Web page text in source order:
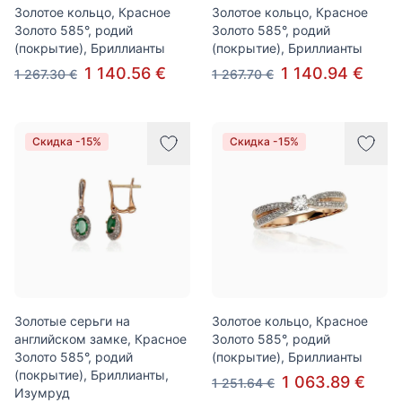
Золотое кольцо, Красное
Золото 585°, родий
(покрытие), Бриллианты
1 267.30 € 1 140.56 €
Золотое кольцо, Красное
Золото 585°, родий
(покрытие), Бриллианты
1 267.70 € 1 140.94 €
Скидка -15%
Золотые серьги на
английском замке, Красное
Золото 585°, родий
(покрытие), Бриллианты,
Изумруд
Скидка -15%
Золотое кольцо, Красное
Золото 585°, родий
(покрытие), Бриллианты
1 251.64 € 1 063.89 €